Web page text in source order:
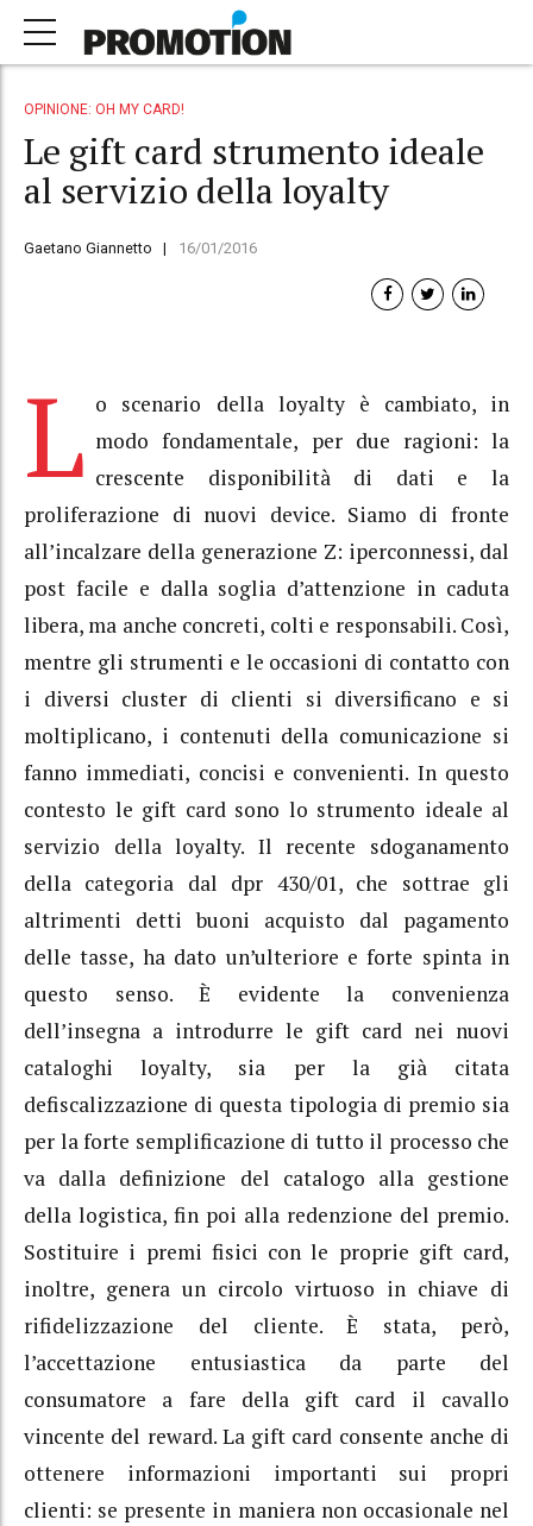
OPINIONE: OH MY CARD!
Le gift card strumento ideale
al servizio della loyalty
Gaetano Giannetto 16/01/2016
L o scenario della loyalty è cambiato, in
modo fondamentale, per due ragioni: la
crescente disponibilità di dati e la
proliferazione di nuovi device. Siamo di fronte
all’incalzare della generazione Z: iperconnessi, dal
post facile e dalla soglia d’attenzione in caduta
libera, ma anche concreti, colti e responsabili. Così,
mentre gli strumenti e le occasioni di contatto con
i diversi cluster di clienti si diversificano e si
moltiplicano, i contenuti della comunicazione si
fanno immediati, concisi e convenienti. In questo
contesto le gift card sono lo strumento ideale al
servizio della loyalty. Il recente sdoganamento
della categoria dal dpr 430/01, che sottrae gli
altrimenti detti buoni acquisto dal pagamento
delle tasse, ha dato un’ulteriore e forte spinta in
questo senso. È evidente la convenienza
dell’insegna a introdurre le gift card nei nuovi
cataloghi loyalty, sia per la già citata
defiscalizzazione di questa tipologia di premio sia
per la forte semplificazione di tutto il processo che
va dalla definizione del catalogo alla gestione
della logistica, fin poi alla redenzione del premio.
Sostituire i premi fisici con le proprie gift card,
inoltre, genera un circolo virtuoso in chiave di
rifidelizzazione del cliente. È stata, però,
l’accettazione entusiastica da parte del
consumatore a fare della gift card il cavallo
vincente del reward. La gift card consente anche di
ottenere informazioni importanti sui propri
clienti: se presente in maniera non occasionale nel